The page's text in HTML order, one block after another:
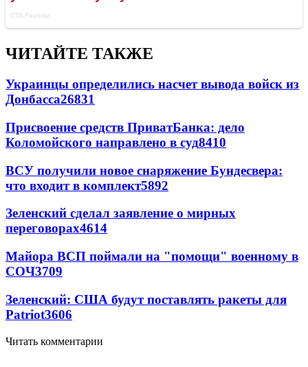
ЧИТАЙТЕ ТАКЖЕ
Украинцы определились насчет вывода войск из
Донбасса26831
Присвоение средств ПриватБанка: дело
Коломойского направлено в суд8410
ВСУ получили новое снаряжение Бундесвера:
что входит в комплект5892
Зеленский сделал заявление о мирных
переговорах4614
Майора ВСП поймали на "помощи" военному в
СОЧ3709
Зеленский: США будут поставлять ракеты для
Patriot3606
Читать комментарии